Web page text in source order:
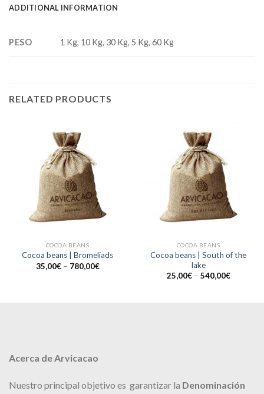
ADDITIONAL INFORMATION
PESO 1 Kg, 10 Kg, 30 Kg, 5 Kg, 60 Kg
RELATED PRODUCTS
COCOA BEANS
Cocoa beans | Bromeliads
35,00€– 780,00€
COCOA BEANS
Cocoa beans | South of the
lake
25,00€– 540,00€
Acerca de Arvicacao
Nuestro principal objetivo es garantizar la Denominación